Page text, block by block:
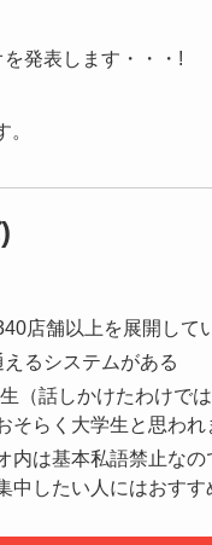
発表します・・・!
店舗以上を展開して
えるシステムがある
（話しかけたわけで
そらく大学生と思わ
内は基本私語禁止な
中したい人にはおすす